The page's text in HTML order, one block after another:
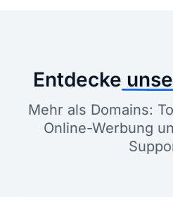
Entdecke
Mehr als Domains:
Online-Werbung